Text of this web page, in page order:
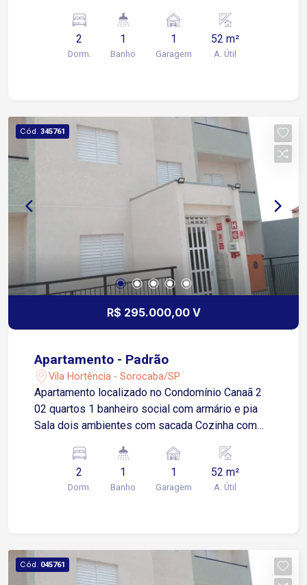
2
Dorm.
1
Banho
1
Garagem
52 m²
A. Útil
Cód. 345761
R$ 295.000,00 V
Apartamento - Padrão
Vila Hortência - Sorocaba/SP
Apartamento localizado no Condomínio Canaã 2
02 quartos 1 banheiro social com armário e pia
Sala dois ambientes com sacada Cozinha com
2
Dorm.
1
Banho
1
Garagem
52 m²
A. Útil
Cód. 045761